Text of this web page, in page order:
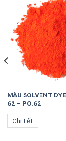
MÀU SOLVENT
62 – P.O.62
Chi tiết